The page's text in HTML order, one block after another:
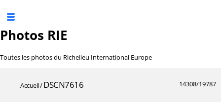
Photos RIE
Toutes les photos du Richelieu International Europe
14308/19787
Accueil/DSCN7616